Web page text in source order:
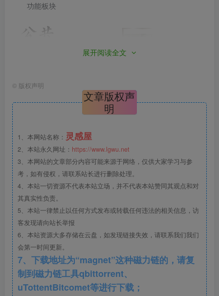
功能板块
景观设计手法
展开阅读全文
© 版权声明
文章版权声
明
1、本网站名称： 灵感屋
2、本站永久网址： https://www.lgwu.net
3、本网站的文章部分内容可能来源于网络，仅供大家学习与参
考，如有侵权，请联系站长进行删除处理。
4、本站一切资源不代表本站立场，并不代表本站赞同其观点和对
其真实性负责。
5、本站一律禁止以任何方式发布或转载任何违法的相关信息，访
客发现请向站长举报
6、本站资源大多存储在云盘，如发现链接失效，请联系我们我们
会第一时间更新。
7、下载地址为“magnet”这种磁力链的，请复
制到磁力链工具qbittorrent、
uTottentBitcomet等进行下载；